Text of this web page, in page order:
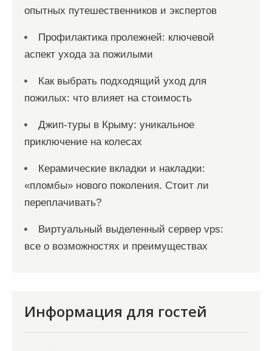
опытных путешественников и экспертов
Профилактика пролежней: ключевой
аспект ухода за пожилыми
Как выбрать подходящий уход для
пожилых: что влияет на стоимость
Джип-туры в Крыму: уникальное
приключение на колесах
Керамические вкладки и накладки:
«пломбы» нового поколения. Стоит ли
переплачивать?
Виртуальный выделенный сервер vps:
все о возможностях и преимуществах
Информация для гостей